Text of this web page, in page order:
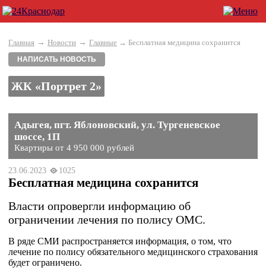
Главная → Новости → Главные → Бесплатная медицина сохранится
НАПИСАТЬ НОВОСТЬ
ЖК «Портрет 2»
Адыгея, пгт. Яблоновский, ул. Тургеневское
шоссе, 1П
Квартиры от 4 950 000 рублей
23.06.2023 1025
Бесплатная медицина сохранится
Власти опровергли информацию об
ограничении лечения по полису ОМС.
В ряде СМИ распространяется информация, о том, что
лечение по полису обязательного медицинского страхования
будет ограничено.